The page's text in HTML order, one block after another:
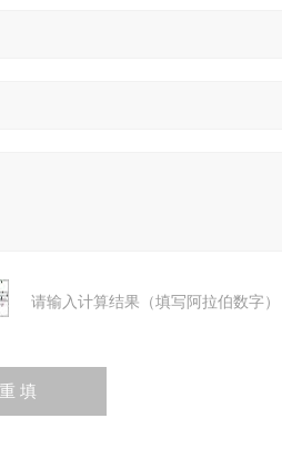
请输入计算结果（填写阿拉伯数字